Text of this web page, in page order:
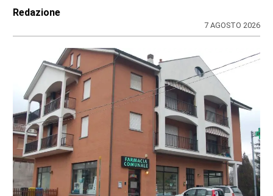
Redazione
7 AGOSTO 2026